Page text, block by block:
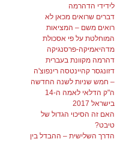
לידידי הדהרמה
דברים שרואים מכאן לא
רואים משם – המציאות
המוחלטת על פי אסכולת
מדהיאמיקה-פרסנגיקה
דהרמה מקוונת בעברית
דזונגסר קהיינטסה רינפוצ'ה
– חמש שניות לשנה החדשה
ה"ק הדלאי לאמה ה-14
בישראל 2017
האם זה הסיכוי הגדול של
טיבט?
הדרך השלישית – ההבדל בין